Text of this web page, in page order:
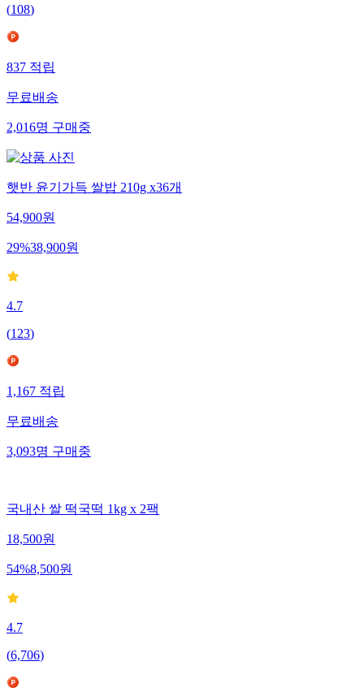
(108)
837적립
무료배송
2,016명구매중
햇반 윤기가득 쌀밥 210g x36개
54,900원
29%38,900원
4.7
(123)
1,167적립
무료배송
3,093명구매중
국내산 쌀 떡국떡 1kg x 2팩
18,500원
54%8,500원
4.7
(6,706)